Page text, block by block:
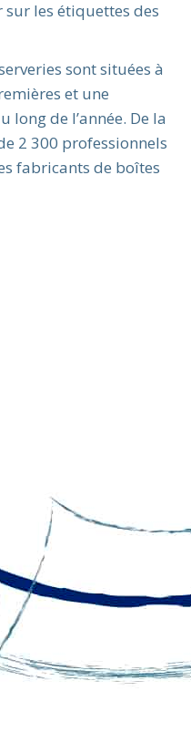
les étiquettes des
sont situées à
et une
de l’année. De la
2 300 professionnels
fabricants de boîtes